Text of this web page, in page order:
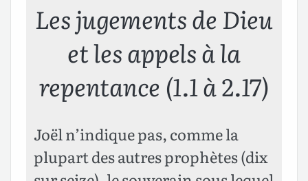
Les jugements de Dieu
et les appels à la
repentance (1.1 à 2.17)
Joël n’indique pas, comme la
plupart des autres prophètes (dix